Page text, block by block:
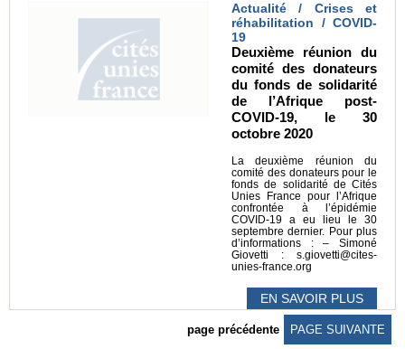
Actualité / Crises et
réhabilitation / COVID-
19
Deuxième réunion du
comité des donateurs
du fonds de solidarité
de l’Afrique post-
COVID-19, le 30
octobre 2020
La deuxième réunion du
comité des donateurs pour le
fonds de solidarité de Cités
Unies France pour l’Afrique
confrontée à l’épidémie
COVID-19 a eu lieu le 30
septembre dernier. Pour plus
d’informations : – Simoné
Giovetti : s.giovetti@cites-
unies-france.org
EN SAVOIR PLUS
page précédente PAGE SUIVANTE